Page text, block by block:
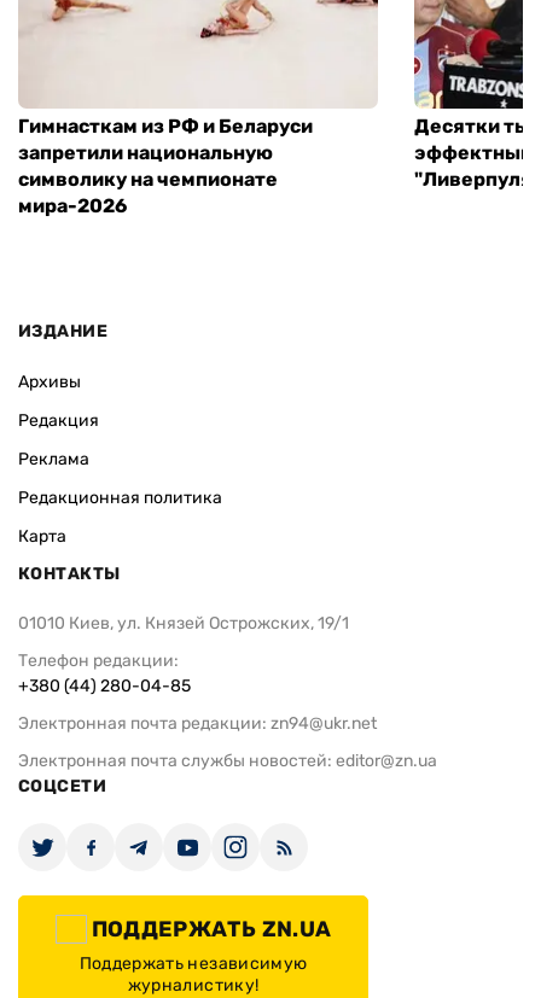
Гимнасткам из РФ и Беларуси
запретили национальную
символику на чемпионате
мира-2026
Десятки
эффектный
ИЗДАНИЕ
Архивы
Редакция
Реклама
Редакционная политика
Карта
КОНТАКТЫ
01010 Киев, ул. Князей Острожских, 19/1
Телефон редакции:
+380 (44) 280-04-85
Электронная почта редакции: zn94@ukr.net
Электронная почта службы новостей: editor@zn.ua
СОЦСЕТИ
ПОДДЕРЖАТЬ ZN.UA
Поддержать независимую
журналистику!